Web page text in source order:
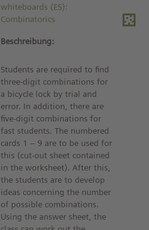
whiteboards (ES):
Combinatorics
Beschreibung:
Students are required to find
three-digit combinations for
a bicycle lock by trial and
error. In addition, there are
five-digit combinations for
fast students. The numbered
cards 1 – 9 are to be used for
this (cut-out sheet contained
in the worksheet). After this,
the students are to develop
ideas concerning the number
of possible combinations.
Using the answer sheet, the